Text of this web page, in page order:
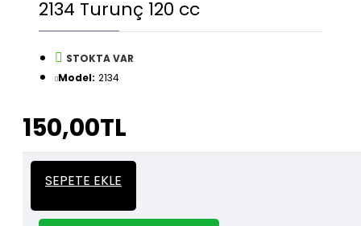
2134 Turunç 120 cc
STOKTA VAR
Model: 2134
150,00TL
SEPETE EKLE
Kalın
İtalyan Sıva ve Dekorasyon amaçlı
kullanılan kalın stencil siparişleriniz için
geçebilirsiniz.